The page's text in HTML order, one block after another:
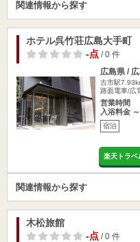
関連情報から探す
ホテル呉竹荘広島大手町
-点/ 0 件
広島県 /
古市駅
路面電車/広
営業時間
入浴料金 ～
宿泊
楽天トラベ
関連情報から探す
木松旅館
-点/ 0 件